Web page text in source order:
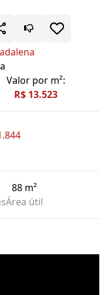
Valor por m²:
R$ 13.523
88 m²
Área útil